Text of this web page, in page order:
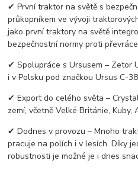
✔ První traktor na světě s
průkopníkem ve vývoji
jako první traktory na světě
bezpečnostní normy proti
✔ Spolupráce s Ursusem – Zetor
i v Polsku pod značkou Ursus C-
✔ Export do celého světa –
zemí, včetně Velké Británie, Kuby,
✔ Dodnes v provozu – Mnoho
pracuje na polích i v lesích. Díky
robustnosti je možné je i dnes